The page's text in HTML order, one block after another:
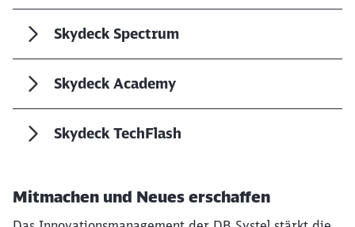
Skydeck Spectrum
Skydeck Academy
Skydeck TechFlash
Mitmachen und Neues erschaffen